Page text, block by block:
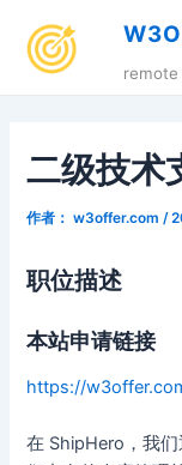
remote
二级技术
作者： w3offer.com /
职位描述
本站申请链接
https://
在 ShipHero，我